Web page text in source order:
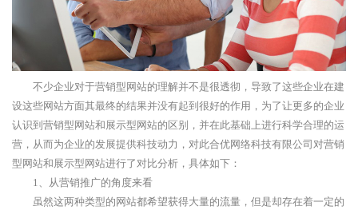
不少企业对于营销型网站的理解并不是很透彻，导致了这些企业在建
设这些网站方面其最终的结果并没有起到很好的作用，为了让更多的企业
认识到营销型网站和展示型网站的区别，并在此基础上进行科学合理的运
营，从而为企业的发展提供科技动力，对此合优网络科技有限公司对营销
型网站和展示型网站进行了对比分析，具体如下：
1、从营销推广的角度来看
虽然这两种类型的网站都希望获得大量的流量，但是却存在着一定的